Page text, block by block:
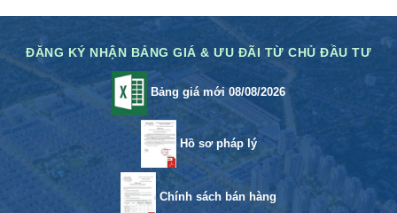
ĐĂNG KÝ NHẬN BẢNG GIÁ & ƯU ĐÃI TỪ CHỦ ĐẦU TƯ
Bảng giá mới 08/08/2026
Hồ sơ pháp lý
Chính sách bán hàng